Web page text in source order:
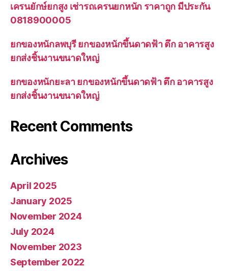
เครนยักษ์ยกสูง เช่ารถเครนยกหนัก ราคาถูก มีประกัน
0818900005
ยกของหนักลพบุรี ยกของหนักขึ้นดาดฟ้า ตึก อาคารสูง
ยกส่งชิ้นงานขนาดใหญ่
ยกของหนักยะลา ยกของหนักขึ้นดาดฟ้า ตึก อาคารสูง
ยกส่งชิ้นงานขนาดใหญ่
Recent Comments
Archives
April 2025
January 2025
November 2024
July 2024
November 2023
September 2022